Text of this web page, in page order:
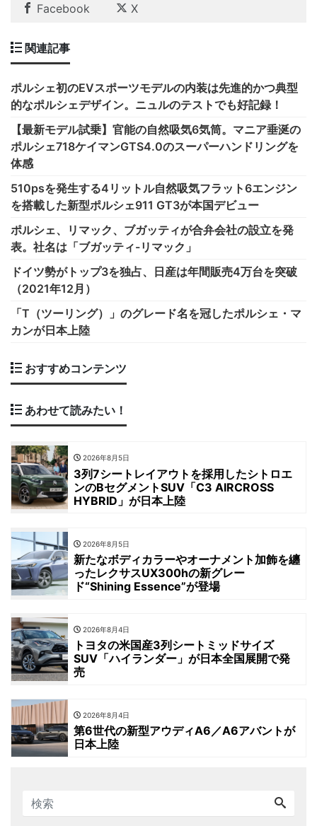
Facebook X
関連記事
ポルシェ初のEVスポーツモデルの内装は先進的かつ典型
的なポルシェデザイン。ニュルのテストでも好記録！
【最新モデル試乗】官能の自然吸気6気筒。マニア垂涎の
ポルシェ718ケイマンGTS4.0のスーパーハンドリングを
体感
510psを発生する4リットル自然吸気フラット6エンジン
を搭載した新型ポルシェ911 GT3が本国デビュー
ポルシェ、リマック、ブガッティが合弁会社の設立を発
表。社名は「ブガッティ-リマック」
ドイツ勢がトップ3を独占、日産は年間販売4万台を突破
（2021年12月）
「T（ツーリング）」のグレード名を冠したポルシェ・マ
カンが日本上陸
おすすめコンテンツ
あわせて読みたい！
2026年8月5日
3列7シートレイアウトを採用したシトロエ
ンのBセグメントSUV「C3 AIRCROSS
HYBRID」が日本上陸
2026年8月5日
新たなボディカラーやオーナメント加飾を纏
ったレクサスUX300hの新グレー
ド“Shining Essence”が登場
2026年8月4日
トヨタの米国産3列シートミッドサイズ
SUV「ハイランダー」が日本全国展開で発
売
2026年8月4日
第6世代の新型アウディA6／A6アバントが
日本上陸